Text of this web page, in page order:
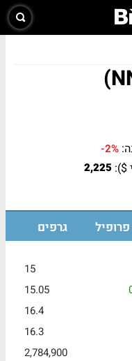
-2%
$):
2,225
פרופיל גרפים
15
15.05
16.4
16.3
2,784,900